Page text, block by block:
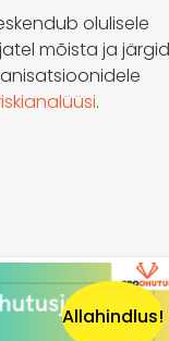
olulisele
mõista ja
.
Allahindlus!